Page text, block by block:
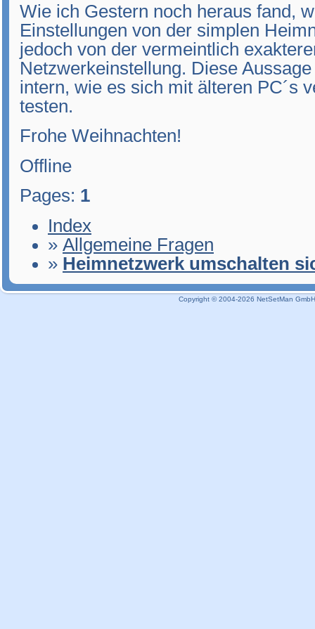
Wie ich Gestern noch heraus fand,
Einstellungen von der simplen
jedoch von der vermeintlich
Netzwerkeinstellung. Diese
intern, wie es sich mit älteren PC´s
testen.
Frohe Weihnachten!
Offline
Pages: 1
Index
» Allgemeine Fragen
» Heimnetzwerk umschalten
Copyright © 2004-2026 NetSetMan